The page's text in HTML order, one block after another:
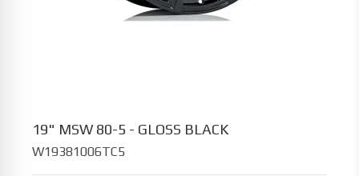
19" MSW 80-5 - GLOSS BLACK
W19381006TC5